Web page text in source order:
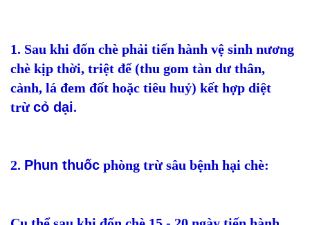
1. Sau khi đốn chè phải tiến hành vệ sinh nương
chè kịp thời, triệt để (thu gom tàn dư thân,
cành, lá đem đốt hoặc tiêu huỷ) kết hợp diệt
trừcỏ dại.
2. Phun thuốc phòng trừ sâu bệnh hại chè: